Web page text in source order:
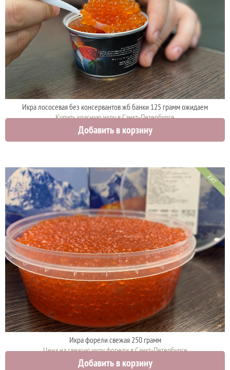
Икра лососевая без консервантов жб банки 125 грамм ожидаем
Купить красную икру в Санкт-Петербурге
1875 руб.
Добавить в корзину
ХИТ
Икра форели свежая 250 грамм
Цена на свежую икру форели в Санкт-Петербурге
2375 руб.
Добавить в корзину